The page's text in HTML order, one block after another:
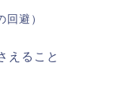
避）
えること